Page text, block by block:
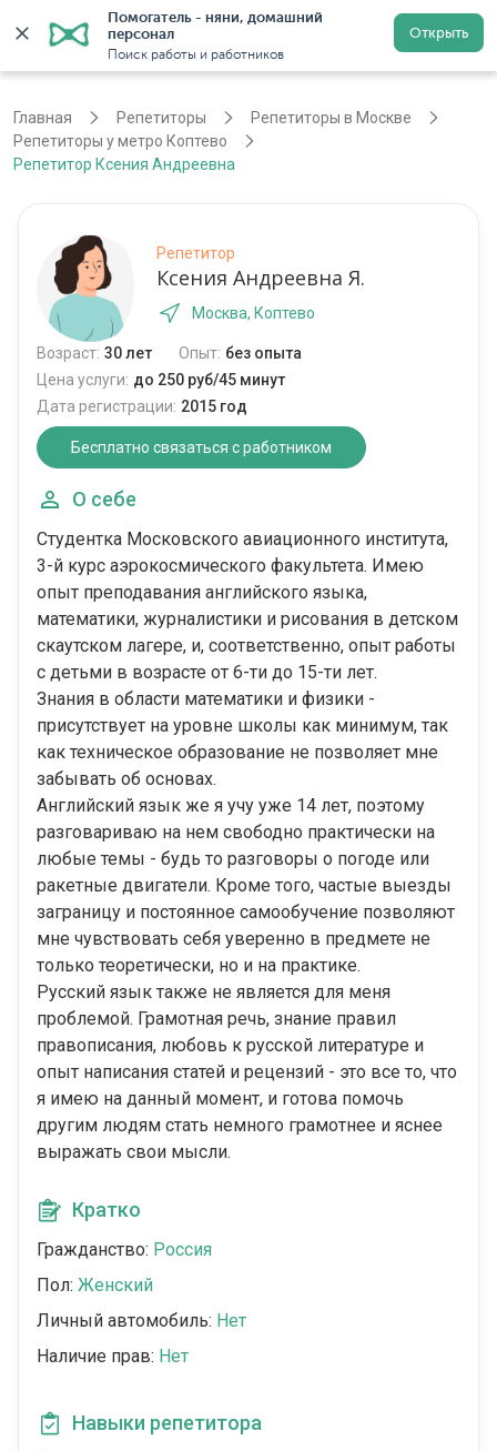
Помогатель - няни, домашний
персонал
Поиск работы и работников
Открыть
Регистрация
Главная Репетиторы
Репетиторы в Москве
Репетиторы у метро Коптево
Репетитор Ксения Андреевна
Репетитор
Ксения Андреевна Я.
Москва, Коптево
Возраст: 30 лет Опыт: без опыта
Цена услуги: до 250 руб/45 минут
Дата регистрации: 2015 год
Бесплатно связаться с работником
О себе
Студентка Московского авиационного института,
3-й курс аэрокосмического факультета. Имею
опыт преподавания английского языка,
математики, журналистики и рисования в детском
скаутском лагере, и, соответственно, опыт работы
с детьми в возрасте от 6-ти до 15-ти лет.
Знания в области математики и физики -
присутствует на уровне школы как минимум, так
как техническое образование не позволяет мне
забывать об основах.
Английский язык же я учу уже 14 лет, поэтому
разговариваю на нем свободно практически на
любые темы - будь то разговоры о погоде или
ракетные двигатели. Кроме того, частые выезды
заграницу и постоянное самообучение позволяют
мне чувствовать себя уверенно в предмете не
только теоретически, но и на практике.
Русский язык также не является для меня
проблемой. Грамотная речь, знание правил
правописания, любовь к русской литературе и
опыт написания статей и рецензий - это все то, что
я имею на данный момент, и готова помочь
другим людям стать немного грамотнее и яснее
выражать свои мысли.
Кратко
Гражданство: Россия
Пол: Женский
Личный автомобиль: Нет
Наличие прав: Нет
Навыки репетитора